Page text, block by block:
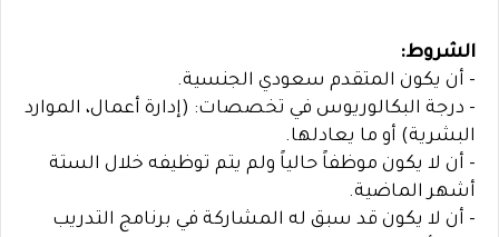
الشروط:
- أن يكون المتقدم سعودي الجنسية.
- درجة البكالوريوس في تخصصات: (إدارة أعمال، الموارد
البشرية) أو ما يعادلها.
- أن لا يكون موظفاً حالياً ولم يتم توظيفه خلال الستة
أشهر الماضية.
- أن لا يكون قد سبق له المشاركة في برنامج التدريب